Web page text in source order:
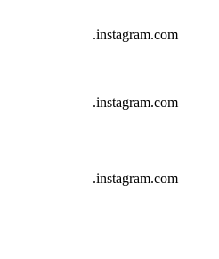
.instagram.com
.instagram.com
.instagram.com